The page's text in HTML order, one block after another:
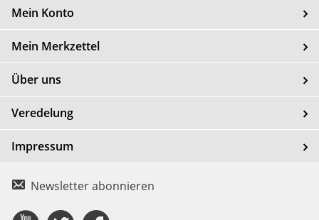
Mein Konto
Mein Merkzettel
Über uns
Veredelung
Impressum
Newsletter abonnieren